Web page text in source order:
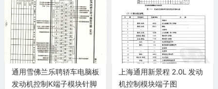
通用雪佛兰乐聘轿车电脑板
发动机控制K端子模块针脚
上海通用新景程 2.0L 发动
机控制模块端子图